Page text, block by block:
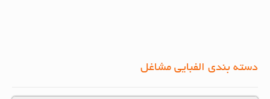
دسته بندی الفبایی مشاغل